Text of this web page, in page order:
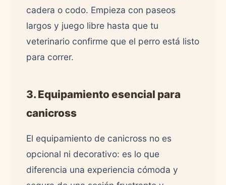
cadera o codo. Empieza con paseos
largos y juego libre hasta que tu
veterinario confirme que el perro está listo
para correr.
3. Equipamiento esencial para
canicross
El equipamiento de canicross no es
opcional ni decorativo: es lo que
diferencia una experiencia cómoda y